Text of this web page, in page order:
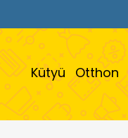
Kütyü Otthon